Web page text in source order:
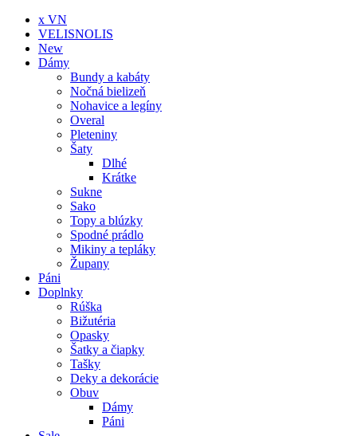
x VN
VELISNOLIS
New
Dámy
Bundy a kabáty
Nočná bielizeň
Nohavice a legíny
Overal
Pleteniny
Šaty
Dlhé
Krátke
Sukne
Sako
Topy a blúzky
Spodné prádlo
Mikiny a tepláky
Župany
Páni
Doplnky
Rúška
Bižutéria
Opasky
Šatky a čiapky
Tašky
Deky a dekorácie
Obuv
Dámy
Páni